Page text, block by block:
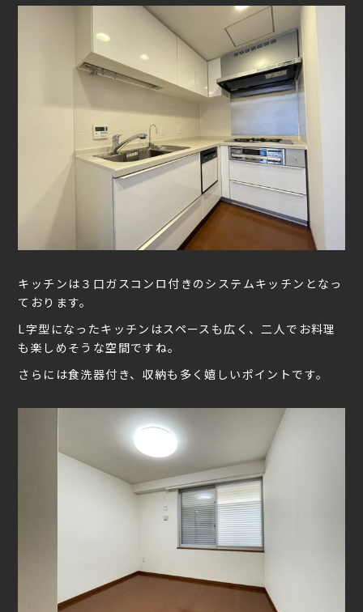
キッチンは３口ガスコンロ付きのシステムキッチンとなっ
ております。
L字型になったキッチンはスペースも広く、二人でお料理
も楽しめそうな空間ですね。
さらには食洗器付き、収納も多く嬉しいポイントです。